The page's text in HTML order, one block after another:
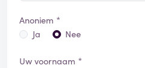
Anoniem *
Ja
Nee
Uw voornaam *